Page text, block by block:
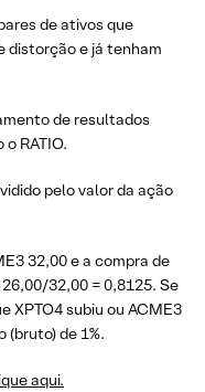
de ativos que
distorção e já tenham
de resultados
RATIO.
pelo valor da ação
32,00 e a compra de
32,00 = 0,8125. Se
XPTO4 subiu ou ACME3
de 1%.
aqui.